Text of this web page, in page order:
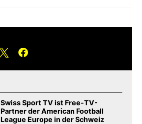
Swiss Sport TV ist Free-TV-
Partner der American Football
League Europe in der Schweiz